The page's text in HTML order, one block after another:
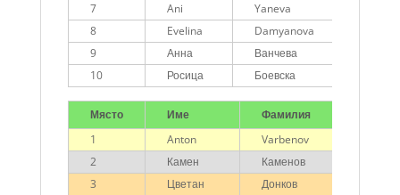
7
Ani
Yaneva
8
Evelina Damyanova
9
Анна
Ванчева
10
Росица Боевска
Място Име Фамилия
1
Anton
Varbenov
2
Камен
Каменов
3
Цветан
Донков